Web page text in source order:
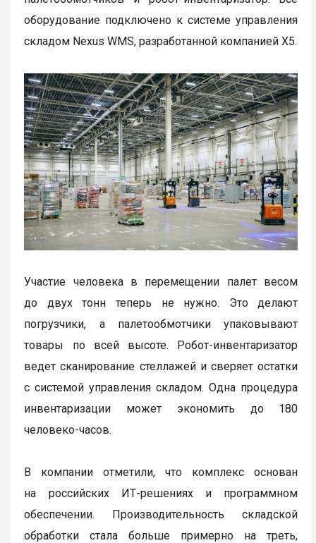
оборудование подключено к системе управления
складом Nexus WMS, разработанной компанией Х5.
Участие человека в перемещении палет весом
до двух тонн теперь не нужно. Это делают
погрузчики, а палетообмотчики упаковывают
товары по всей высоте. Робот-инвентаризатор
ведет сканирование стеллажей и сверяет остатки
с системой управления складом. Одна процедура
инвентаризации может экономить до 180
человеко-часов.
В компании отметили, что комплекс основан
на российских ИТ-решениях и программном
обеспечении. Производительность складской
обработки стала больше примерно на треть,